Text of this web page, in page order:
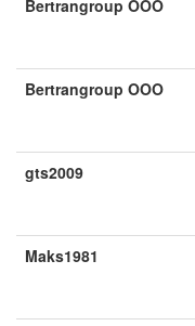
Bertrangroup OOO
Bertrangroup OOO
gts2009
Maks1981